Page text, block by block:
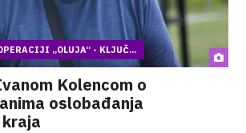
„OLUJA“ - KLJUČ...
Kolencom o
oslobađanja